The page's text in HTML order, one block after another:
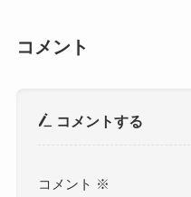
コメント
コメントする
コメント ※